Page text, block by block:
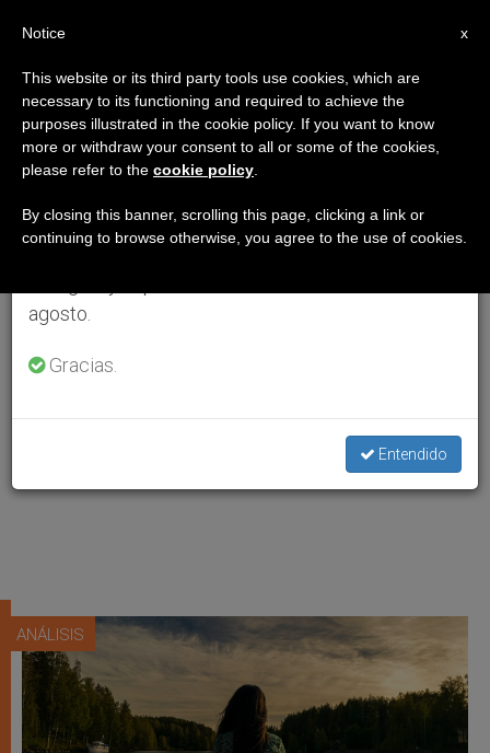
ANÁLISIS
×
Aviso importante
Del 27 de julio al 7 de agosto haremos la pausa
anual, aprovechando que en el periodo de verano
se generan menos informaciones y también el
agosto.
Gracias.
Entendido
x
Notice
This website or its third party tools use cookies, which are
necessary to its functioning and required to achieve the
purposes illustrated in the cookie policy. If you want to know
more or withdraw your consent to all or some of the cookies,
please refer to the cookie policy
By closing this banner, scrolling this page, clicking a link or
continuing to browse otherwise, you agree to the use of cookies.